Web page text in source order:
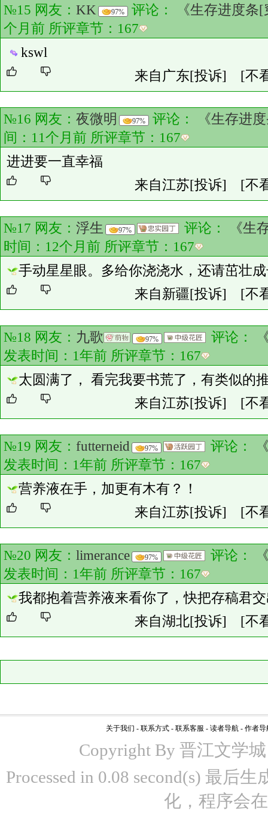
№15 网友： KK 97% 评论：
《生存进度条
个月前 所评章节： 167
kswl
来自广东[投诉] [不
№16 网友： 夜微明 97% 评论：
《生存进
间：11个月前 所评章节： 167
进进要一直幸福
来自江苏[投诉] [不
№17 网友： 浮生 97% 评论：
《生
时间：12个月前 所评章节： 167
手动星星眼。多给你浇浇水，还请茁壮
来自新疆[投诉] [不
№18 网友： 九歌 97% 评论：
发表时间：1年前 所评章节： 167
太圆满了， 看完我要书荒了，有类似的
来自江苏[投诉] [不
№19 网友： futterneid 97% 评论：
发表时间：1年前 所评章节： 167
营养液在手，加更有木有？！
来自江苏[投诉] [不
№20 网友： limerance 97% 评论：
发表时间：1年前 所评章节： 167
我都抱着营养液来看你了，快把存稿君
来自湖北[投诉] [不
关于我们 - 联系方式 - 联系客服 - 读者导航 - 作者导
Copyright By 晋江文学
Processed in 0.08 second(s) 最后
化，程序会